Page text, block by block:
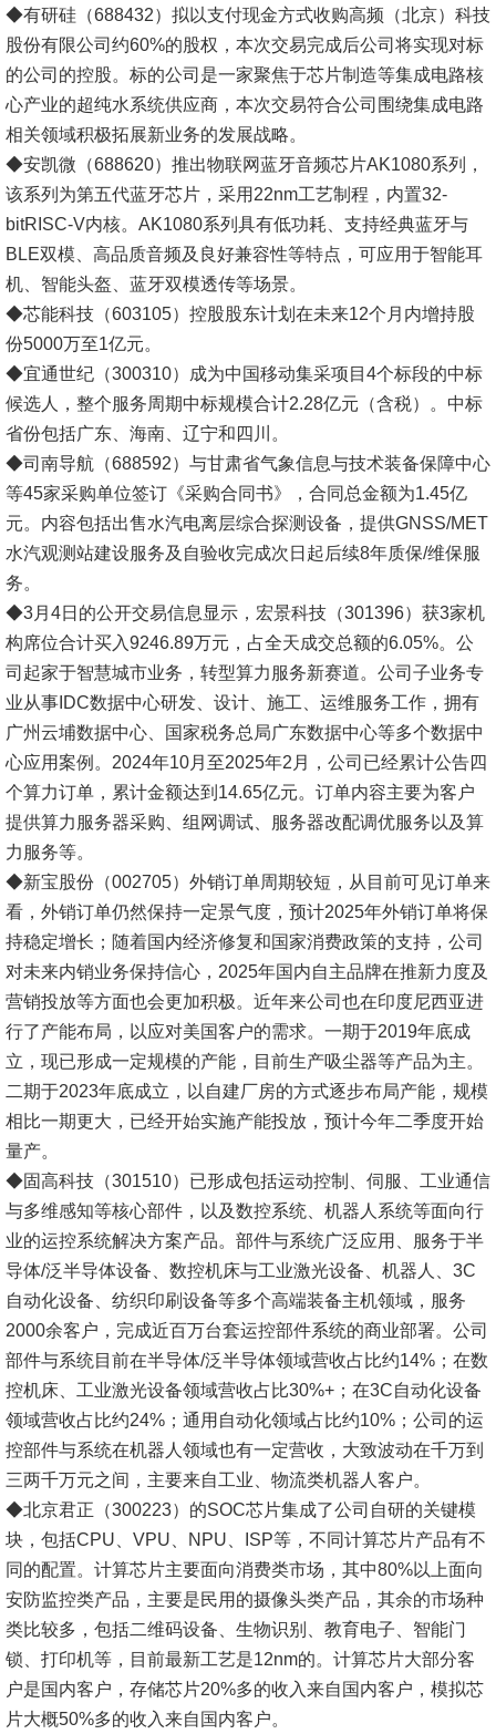
◆有研硅（688432）拟以支付现金方式收购高频（北京）科技
股份有限公司约60%的股权，本次交易完成后公司将实现对标
的公司的控股。标的公司是一家聚焦于芯片制造等集成电路核
心产业的超纯水系统供应商，本次交易符合公司围绕集成电路
相关领域积极拓展新业务的发展战略。
◆安凯微（688620）推出物联网蓝牙音频芯片AK1080系列，
该系列为第五代蓝牙芯片，采用22nm工艺制程，内置32-
bitRISC-V内核。AK1080系列具有低功耗、支持经典蓝牙与
BLE双模、高品质音频及良好兼容性等特点，可应用于智能耳
机、智能头盔、蓝牙双模透传等场景。
◆芯能科技（603105）控股股东计划在未来12个月内增持股
份5000万至1亿元。
◆宜通世纪（300310）成为中国移动集采项目4个标段的中标
候选人，整个服务周期中标规模合计2.28亿元（含税）。中标
省份包括广东、海南、辽宁和四川。
◆司南导航（688592）与甘肃省气象信息与技术装备保障中心
等45家采购单位签订《采购合同书》，合同总金额为1.45亿
元。内容包括出售水汽电离层综合探测设备，提供GNSS/MET
水汽观测站建设服务及自验收完成次日起后续8年质保/维保服
务。
◆3月4日的公开交易信息显示，宏景科技（301396）获3家机
构席位合计买入9246.89万元，占全天成交总额的6.05%。公
司起家于智慧城市业务，转型算力服务新赛道。公司子业务专
业从事IDC数据中心研发、设计、施工、运维服务工作，拥有
广州云埔数据中心、国家税务总局广东数据中心等多个数据中
心应用案例。2024年10月至2025年2月，公司已经累计公告四
个算力订单，累计金额达到14.65亿元。订单内容主要为客户
提供算力服务器采购、组网调试、服务器改配调优服务以及算
力服务等。
◆新宝股份（002705）外销订单周期较短，从目前可见订单来
看，外销订单仍然保持一定景气度，预计2025年外销订单将保
持稳定增长；随着国内经济修复和国家消费政策的支持，公司
对未来内销业务保持信心，2025年国内自主品牌在推新力度及
营销投放等方面也会更加积极。近年来公司也在印度尼西亚进
行了产能布局，以应对美国客户的需求。一期于2019年底成
立，现已形成一定规模的产能，目前生产吸尘器等产品为主。
二期于2023年底成立，以自建厂房的方式逐步布局产能，规模
相比一期更大，已经开始实施产能投放，预计今年二季度开始
量产。
◆固高科技（301510）已形成包括运动控制、伺服、工业通信
与多维感知等核心部件，以及数控系统、机器人系统等面向行
业的运控系统解决方案产品。部件与系统广泛应用、服务于半
导体/泛半导体设备、数控机床与工业激光设备、机器人、3C
自动化设备、纺织印刷设备等多个高端装备主机领域，服务
2000余客户，完成近百万台套运控部件系统的商业部署。公司
部件与系统目前在半导体/泛半导体领域营收占比约14%；在数
控机床、工业激光设备领域营收占比30%+；在3C自动化设备
领域营收占比约24%；通用自动化领域占比约10%；公司的运
控部件与系统在机器人领域也有一定营收，大致波动在千万到
三两千万元之间，主要来自工业、物流类机器人客户。
◆北京君正（300223）的SOC芯片集成了公司自研的关键模
块，包括CPU、VPU、NPU、ISP等，不同计算芯片产品有不
同的配置。计算芯片主要面向消费类市场，其中80%以上面向
安防监控类产品，主要是民用的摄像头类产品，其余的市场种
类比较多，包括二维码设备、生物识别、教育电子、智能门
锁、打印机等，目前最新工艺是12nm的。计算芯片大部分客
户是国内客户，存储芯片20%多的收入来自国内客户，模拟芯
片大概50%多的收入来自国内客户。